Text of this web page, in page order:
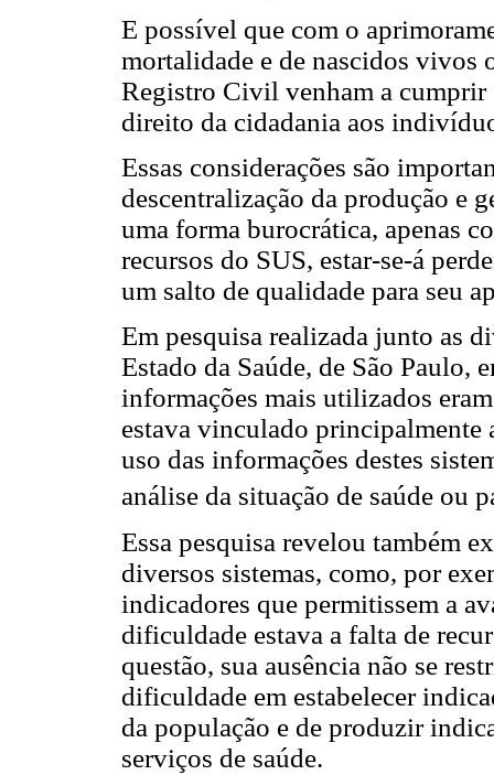
E possível que com o
mortalidade e de nascidos vivos
Registro Civil venham a cumprir
direito da cidadania aos
Essas considerações são
descentralização da produção e
uma forma burocrática, apenas
recursos do SUS, estar-se-á
um salto de qualidade para seu
Em pesquisa realizada junto as
Estado da Saúde, de São Paulo,
informações mais utilizados
estava vinculado principalmente
uso das informações destes
análise da situação de saúde ou
Essa pesquisa revelou também
diversos sistemas, como, por
indicadores que permitissem a
dificuldade estava a falta de
questão, sua ausência não se
dificuldade em estabelecer
da população e de produzir
serviços de saúde.